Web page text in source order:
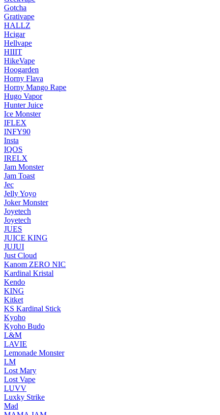
Gotcha
Grativape
HALLZ
Hcigar
Hellvape
HIIIT
HikeVape
Hoogarden
Horny Flava
Horny Mango Rape
Hugo Vapor
Hunter Juice
Ice Monster
IFLEX
INFY90
Insta
IQOS
IRELX
Jam Monster
Jam Toast
Jec
Jelly Yoyo
Joker Monster
Joyetech
Joyetech
JUES
JUICE KING
JUJUI
Just Cloud
Kanom ZERO NIC
Kardinal Kristal
Kendo
KING
Kitket
KS Kardinal Stick
Kyoho
Kyoho Budo
L&M
LAVIE
Lemonade Monster
LM
Lost Mary
Lost Vape
LUVV
Luxky Strike
Mad